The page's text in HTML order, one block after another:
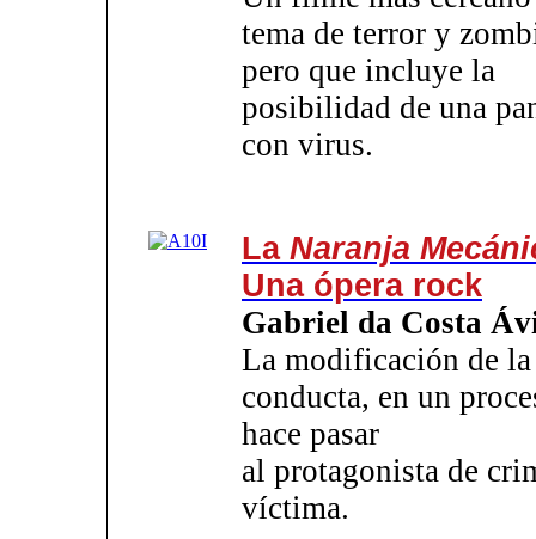
tema de terror y
pero que incluye la
posibilidad de una
con virus.
LaNaranja
Una ópera rock
Gabriel da Costa
La modificación de la
conducta, en un
hace pasar
al protagonista de
víctima.